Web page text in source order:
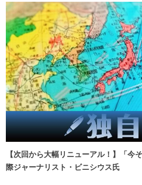
【次回から大幅リニューアル！】「
際ジャーナリスト・ビニシウス氏